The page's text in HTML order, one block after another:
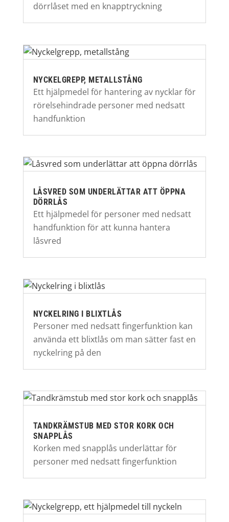
dörrlåset med en knapptryckning
NYCKELGREPP, METALLSTÅNG
Ett hjälpmedel för hantering av nycklar för
rörelsehindrade personer med nedsatt
handfunktion
LÅSVRED SOM UNDERLÄTTAR ATT ÖPPNA
DÖRRLÅS
Ett hjälpmedel för personer med nedsatt
handfunktion för att kunna hantera
låsvred
NYCKELRING I BLIXTLÅS
Personer med nedsatt fingerfunktion kan
använda ett blixtlås om man sätter fast en
nyckelring på den
TANDKRÄMSTUB MED STOR KORK OCH
SNAPPLÅS
Korken med snapplås underlättar för
personer med nedsatt fingerfunktion